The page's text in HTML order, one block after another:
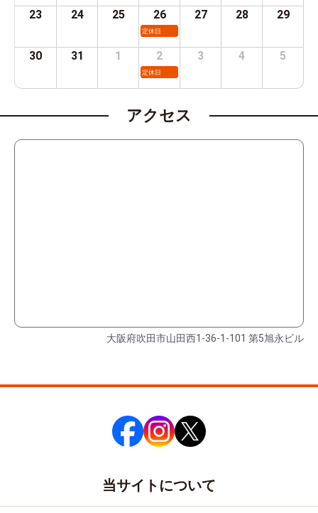
23 24 25 26
定休日
27 28 29
30 31 1 2
定休日
3 4 5
アクセス
大阪府吹田市山田西1-36-1-101 第5旭永ビル
当サイトについて